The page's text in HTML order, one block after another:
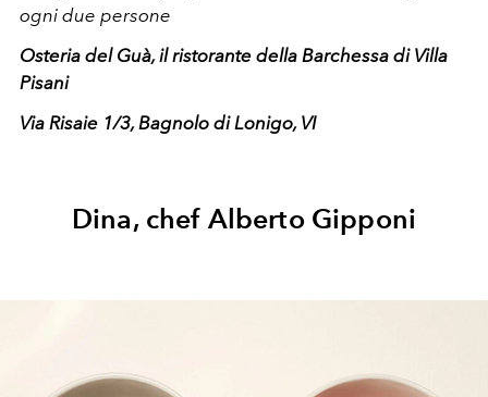
ogni due persone
Osteria del Guà, il ristorante della Barchessa di Villa
Pisani
Via Risaie 1/3, Bagnolo di Lonigo, VI
Dina, chef Alberto Gipponi